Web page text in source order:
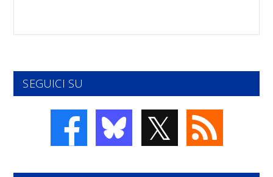
SEGUICI SU
𝕏